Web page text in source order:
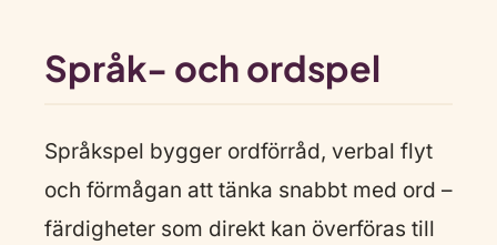
Språk- och ordspel
Språkspel bygger ordförråd, verbal flyt
och förmågan att tänka snabbt med ord –
färdigheter som direkt kan överföras till